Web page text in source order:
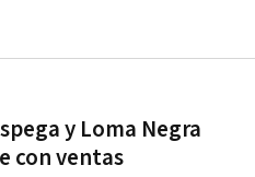
y Loma Negra
con ventas